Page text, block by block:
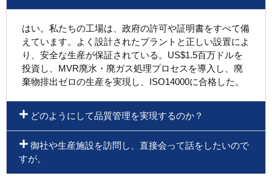
はい。私たちの工場は、政府の許可や証明書をすべて備
えています。よく設計されたプラントと正しい設置によ
り、安全な生産が保証されている。US$1.5百万ドルを
投資し、MVR廃水・廃ガス処理プロセスを導入し、廃
棄物排出ゼロの生産を実現し、ISO14000に合格した。
どのようにして品質管理を実現するのか？
御社や生産施設を訪問し、直接会って話をしたいので
すが。